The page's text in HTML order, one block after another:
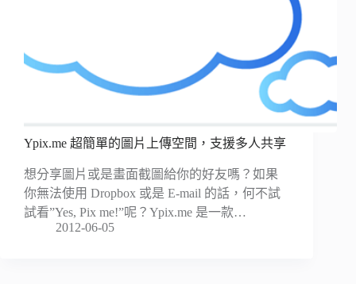
Ypix.me 超簡單的圖片上傳空間，支援多人共享
想分享圖片或是畫面截圖給你的好友嗎？如果
你無法使用 Dropbox 或是 E-mail 的話，何不試
試看”Yes, Pix me!”呢？Ypix.me 是一款…
2012-06-05